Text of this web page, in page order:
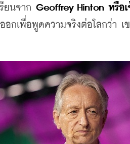
ยนจาก Geoffrey Hinton หรือเ
กเพื่อพูดความจริงต่อโลกว่า